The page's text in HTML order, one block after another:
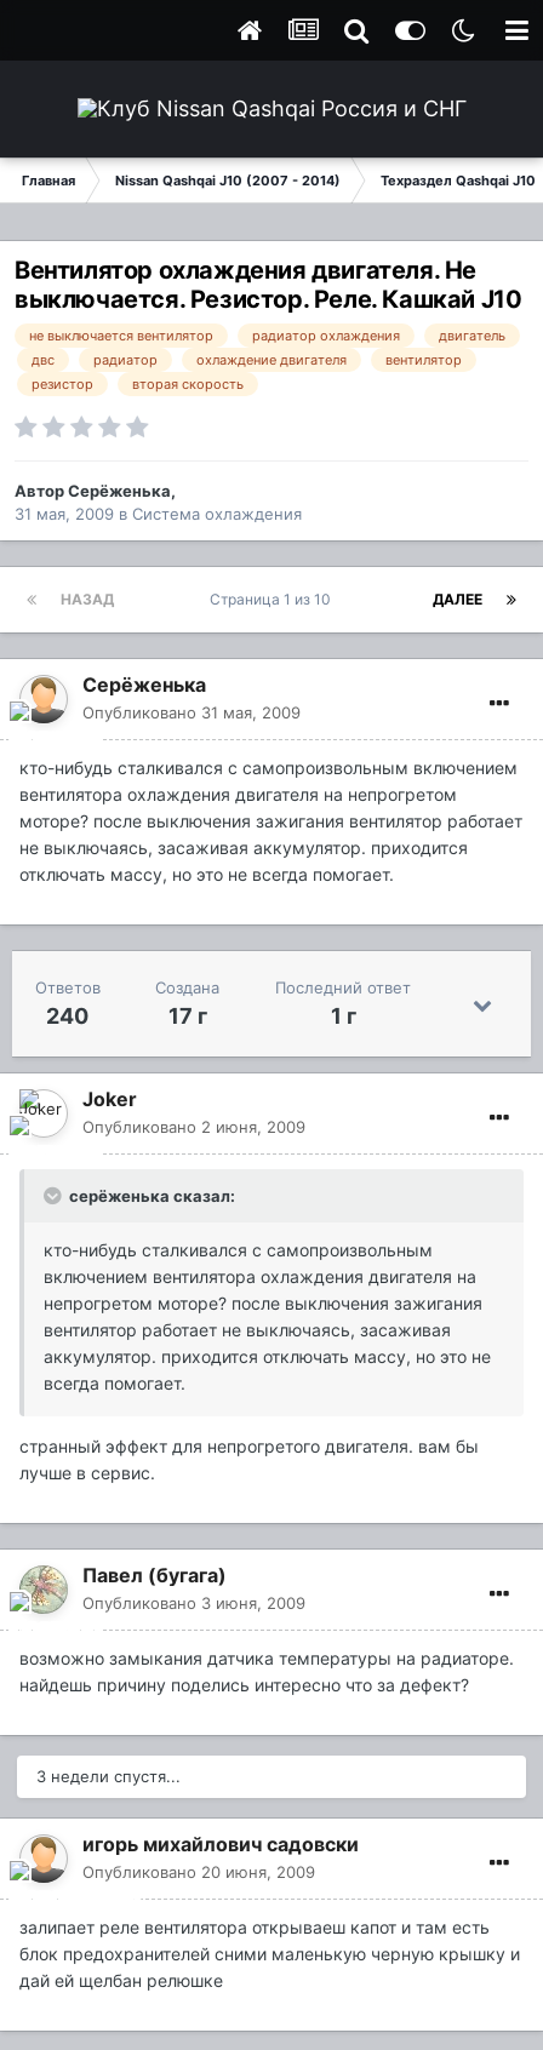
Главная Nissan Qashqai J10 (2007 - 2014) Техраздел Qashqai J10
Вентилятор охлаждения двигателя. Не
выключается. Резистор. Реле. Кашкай J10
не выключается вентилятор радиатор охлаждения
двигатель
двс
радиатор охлаждение двигателя
вентилятор
резистор
вторая скорость
АвторСерёженька,
31 мая, 2009 в Система охлаждения
НАЗАД ДАЛЕЕ
Страница 1 из 10
Серёженька
Опубликовано 31 мая, 2009
кто-нибудь сталкивался с самопроизвольным включением
вентилятора охлаждения двигателя на непрогретом
моторе? после выключения зажигания вентилятор работает
не выключаясь, засаживая аккумулятор. приходится
отключать массу, но это не всегда помогает.
Ответов
240
Создана
17 г
Последний ответ
1 г
Joker
Опубликовано 2 июня, 2009
серёженька сказал:
кто-нибудь сталкивался с самопроизвольным
включением вентилятора охлаждения двигателя на
непрогретом моторе? после выключения зажигания
вентилятор работает не выключаясь, засаживая
аккумулятор. приходится отключать массу, но это не
всегда помогает.
странный эффект для непрогретого двигателя. вам бы
лучше в сервис.
Павел (бугага)
Опубликовано 3 июня, 2009
возможно замыкания датчика температуры на радиаторе.
найдешь причину поделись интересно что за дефект?
3 недели спустя...
игорь михайлович садовски
Опубликовано 20 июня, 2009
залипает реле вентилятора открываеш капот и там есть
блок предохранителей сними маленькую черную крышку и
дай ей щелбан релюшке